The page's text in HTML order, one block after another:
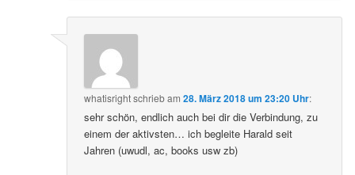
whatisrightschriebam28. März 2018 um 23:20 Uhr:
sehr schön, endlich auch bei dir die Verbindung, zu
einem der aktivsten… ich begleite Harald seit
Jahren (uwudl, ac, books usw zb)